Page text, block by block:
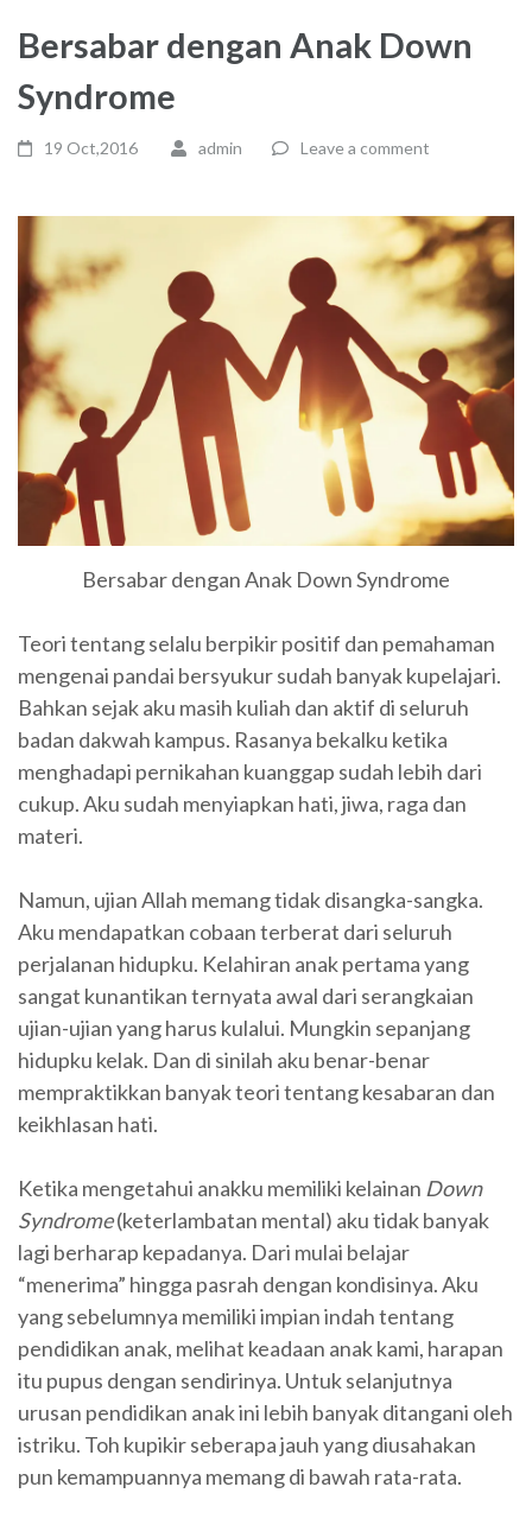
Bersabar dengan Anak Down
Syndrome
19 Oct,2016 admin Leave a comment
Bersabar dengan Anak Down Syndrome
Teori tentang selalu berpikir positif dan pemahaman
mengenai pandai bersyukur sudah banyak kupelajari.
Bahkan sejak aku masih kuliah dan aktif di seluruh
badan dakwah kampus. Rasanya bekalku ketika
menghadapi pernikahan kuanggap sudah lebih dari
cukup. Aku sudah menyiapkan hati, jiwa, raga dan
materi.
Namun, ujian Allah memang tidak disangka-sangka.
Aku mendapatkan cobaan terberat dari seluruh
perjalanan hidupku. Kelahiran anak pertama yang
sangat kunantikan ternyata awal dari serangkaian
ujian-ujian yang harus kulalui. Mungkin sepanjang
hidupku kelak. Dan di sinilah aku benar-benar
mempraktikkan banyak teori tentang kesabaran dan
keikhlasan hati.
Ketika mengetahui anakku memiliki kelainan Down
Syndrome(keterlambatan mental) aku tidak banyak
lagi berharap kepadanya. Dari mulai belajar
“menerima” hingga pasrah dengan kondisinya. Aku
yang sebelumnya memiliki impian indah tentang
pendidikan anak, melihat keadaan anak kami, harapan
itu pupus dengan sendirinya. Untuk selanjutnya
urusan pendidikan anak ini lebih banyak ditangani oleh
istriku. Toh kupikir seberapa jauh yang diusahakan
pun kemampuannya memang di bawah rata-rata.